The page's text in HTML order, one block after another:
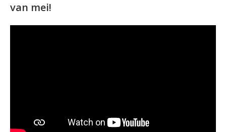
van mei!